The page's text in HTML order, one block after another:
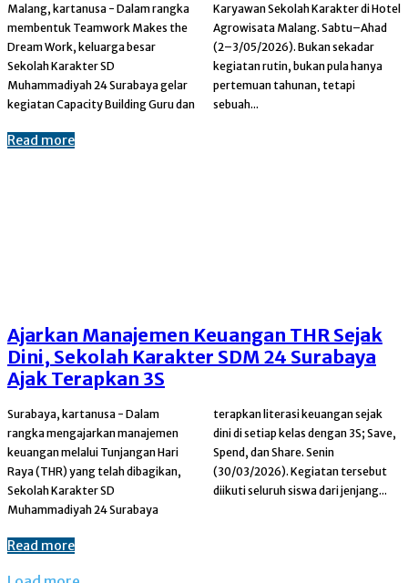
Malang, kartanusa - Dalam rangka
membentuk Teamwork Makes the
Dream Work, keluarga besar
Sekolah Karakter SD
Muhammadiyah 24 Surabaya gelar
kegiatan Capacity Building Guru dan
Karyawan Sekolah Karakter di Hotel
Agrowisata Malang. Sabtu–Ahad
(2–3/05/2026). Bukan sekadar
kegiatan rutin, bukan pula hanya
pertemuan tahunan, tetapi
sebuah...
Read more
Ajarkan Manajemen Keuangan THR Sejak
Dini, Sekolah Karakter SDM 24 Surabaya
Ajak Terapkan 3S
Surabaya, kartanusa - Dalam
rangka mengajarkan manajemen
keuangan melalui Tunjangan Hari
Raya (THR) yang telah dibagikan,
Sekolah Karakter SD
Muhammadiyah 24 Surabaya
terapkan literasi keuangan sejak
dini di setiap kelas dengan 3S; Save,
Spend, dan Share. Senin
(30/03/2026). Kegiatan tersebut
diikuti seluruh siswa dari jenjang...
Read more